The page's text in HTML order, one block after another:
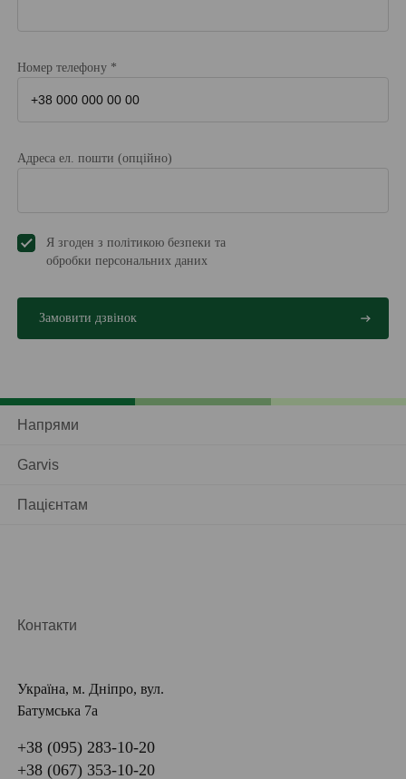
Номер телефону *
Адреса ел. пошти (опційно)
Я згоден з політикою безпеки та
обробки персональних даниx
Напрями
Garvis
Пацієнтам
Контакти
Україна, м. Дніпро, вул.
Батумська 7а
+38 (095) 283-10-20
+38 (067) 353-10-20